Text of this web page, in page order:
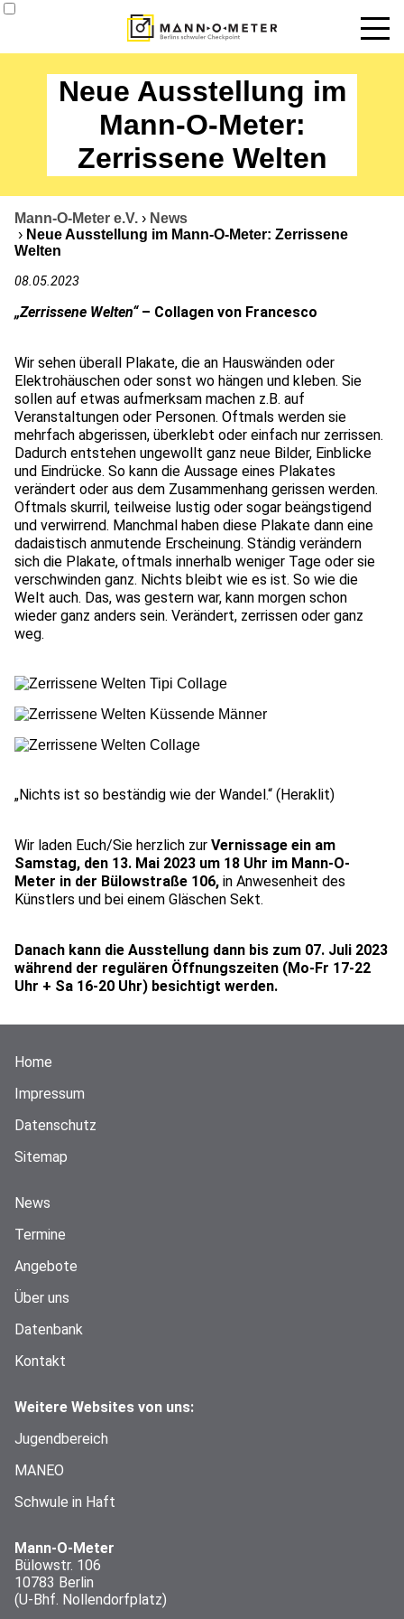
Termine
Angebote
Über uns
Datenbank
Neue Ausstellung im
Mann-O-Meter:
Zerrissene Welten
Mann-O-Meter e.V. › News
› Neue Ausstellung im Mann-O-Meter: Zerrissene
Welten
08.05.2023
„Zerrissene Welten“– Collagen von Francesco
Wir sehen überall Plakate, die an Hauswänden oder
Elektrohäuschen oder sonst wo hängen und kleben. Sie
sollen auf etwas aufmerksam machen z.B. auf
Veranstaltungen oder Personen. Oftmals werden sie
mehrfach abgerissen, überklebt oder einfach nur zerrissen.
Dadurch entstehen ungewollt ganz neue Bilder, Einblicke
und Eindrücke. So kann die Aussage eines Plakates
verändert oder aus dem Zusammenhang gerissen werden.
Oftmals skurril, teilweise lustig oder sogar beängstigend
und verwirrend. Manchmal haben diese Plakate dann eine
dadaistisch anmutende Erscheinung. Ständig verändern
sich die Plakate, oftmals innerhalb weniger Tage oder sie
verschwinden ganz. Nichts bleibt wie es ist. So wie die
Welt auch. Das, was gestern war, kann morgen schon
wieder ganz anders sein. Verändert, zerrissen oder ganz
weg.
„Nichts ist so beständig wie der Wandel.“ (Heraklit)
Wir laden Euch/Sie herzlich zur Vernissage ein am
Samstag, den 13. Mai 2023 um 18 Uhr im Mann-O-
Meter in der Bülowstraße 106, in Anwesenheit des
Künstlers und bei einem Gläschen Sekt.
Danach kann die Ausstellung dann bis zum 07. Juli 2023
während der regulären Öffnungszeiten (Mo-Fr 17-22
Uhr + Sa 16-20 Uhr) besichtigt werden.
Home
Impressum
Datenschutz
Sitemap
News
Termine
Angebote
Über uns
Datenbank
Kontakt
Weitere Websites von uns:
Jugendbereich
MANEO
Schwule in Haft
Mann-O-Meter
Bülowstr. 106
10783 Berlin
(U-Bhf. Nollendorfplatz)